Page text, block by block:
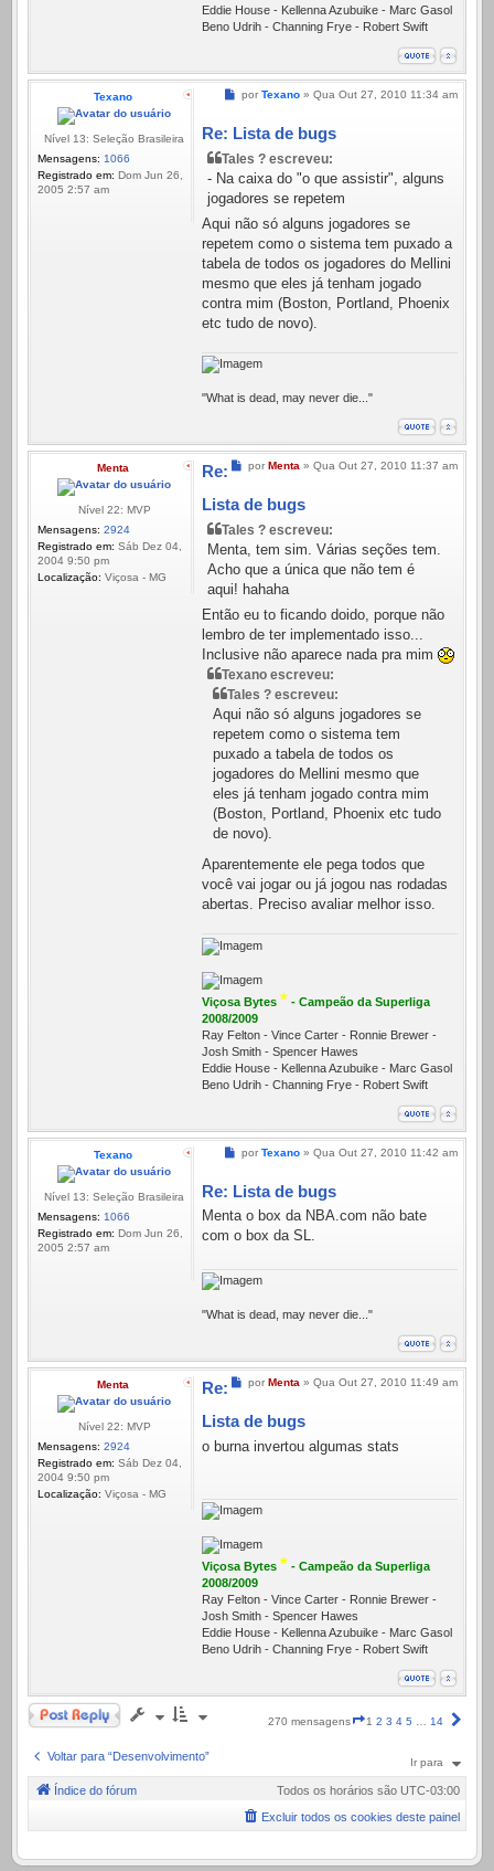
Eddie House - Kellenna Azubuike - Marc Gasol
Beno Udrih - Channing Frye - Robert Swift
Texano
Nível 13: Seleção Brasileira
Mensagens: 1066
Registrado em: Dom Jun 26,
2005 2:57 am
Mensagem
por Texano » Qua Out 27, 2010 11:34 am
Re: Lista de bugs
Tales ? escreveu:
- Na caixa do "o que assistir", alguns
jogadores se repetem
Aqui não só alguns jogadores se
repetem como o sistema tem puxado a
tabela de todos os jogadores do Mellini
mesmo que eles já tenham jogado
contra mim (Boston, Portland, Phoenix
etc tudo de novo).
"What is dead, may never die..."
Menta
Nível 22: MVP
Mensagens: 2924
Registrado em: Sáb Dez 04,
2004 9:50 pm
Localização: Viçosa - MG
Mensagem
por Menta » Qua Out 27, 2010 11:37 am
Re:
Lista de bugs
Tales ? escreveu:
Menta, tem sim. Várias seções tem.
Acho que a única que não tem é
aqui! hahaha
Então eu to ficando doido, porque não
lembro de ter implementado isso...
Inclusive não aparece nada pra mim
Texano escreveu:
Tales ? escreveu:
Aqui não só alguns jogadores se
repetem como o sistema tem
puxado a tabela de todos os
jogadores do Mellini mesmo que
eles já tenham jogado contra mim
(Boston, Portland, Phoenix etc tudo
de novo).
Aparentemente ele pega todos que
você vai jogar ou já jogou nas rodadas
abertas. Preciso avaliar melhor isso.
Viçosa Bytes * - Campeão da Superliga
2008/2009
Ray Felton - Vince Carter - Ronnie Brewer -
Josh Smith - Spencer Hawes
Eddie House - Kellenna Azubuike - Marc Gasol
Beno Udrih - Channing Frye - Robert Swift
Texano
Nível 13: Seleção Brasileira
Mensagens: 1066
Registrado em: Dom Jun 26,
2005 2:57 am
Mensagem
por Texano » Qua Out 27, 2010 11:42 am
Re: Lista de bugs
Menta o box da NBA.com não bate
com o box da SL.
"What is dead, may never die..."
Menta
Nível 22: MVP
Mensagens: 2924
Registrado em: Sáb Dez 04,
2004 9:50 pm
Localização: Viçosa - MG
Mensagem
por Menta » Qua Out 27, 2010 11:49 am
Re:
Lista de bugs
o burna invertou algumas stats
Viçosa Bytes * - Campeão da Superliga
2008/2009
Ray Felton - Vince Carter - Ronnie Brewer -
Josh Smith - Spencer Hawes
Eddie House - Kellenna Azubuike - Marc Gasol
Beno Udrih - Channing Frye - Robert Swift
Responder
270 mensagens
Página
1 2 3 4 5 … 14
Voltar para “Desenvolvimento” Ir para
Índice do fórum Todos os horários são UTC-03:00
Excluir todos os cookies deste painel
.